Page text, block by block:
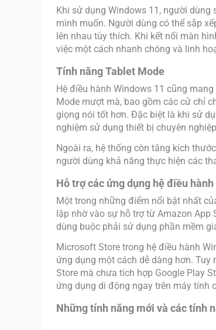
Khi sử dụng Windows 11, người
mình muốn. Người dùng có thể sắp
lên nhau tùy thích. Khi kết nối màn
việc một cách nhanh chóng và linh
Tính năng Tablet Mode
Hệ điều hành Windows 11 cũng
Mode mượt mà, bao gồm các cử chỉ
giọng nói tốt hơn. Đặc biệt là khi sử
nghiệm sử dụng thiết bị chuyên
Ngoài ra, hệ thống còn tăng kích
người dùng khả năng thực hiện các
Hỗ trợ các ứng dụng hệ điều hành
Một trong những điểm nổi bật nhất
lập nhờ vào sự hỗ trợ từ Amazon
dùng buộc phải sử dụng phần mềm
Microsoft Store trong hệ điều hành
ứng dụng một cách dễ dàng hơn.
Store mà chưa tích hợp Google Play
ứng dụng di động ngay trên máy tính
Những tính năng mới và các tính